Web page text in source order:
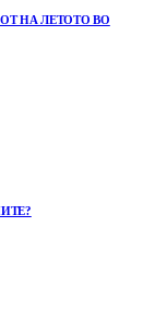
НА ЛЕТОТО ВО